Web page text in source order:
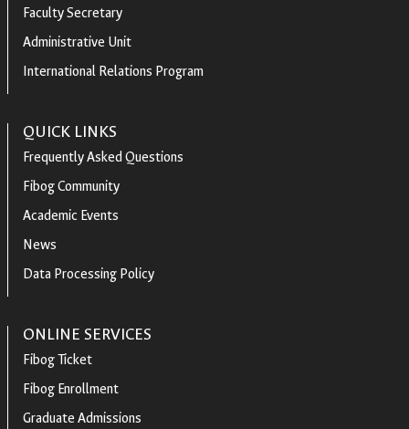
Faculty Secretary
Administrative Unit
International Relations Program
QUICK LINKS
Frequently Asked Questions
Fibog Community
Academic Events
News
Data Processing Policy
ONLINE SERVICES
Fibog Ticket
Fibog Enrollment
Graduate Admissions